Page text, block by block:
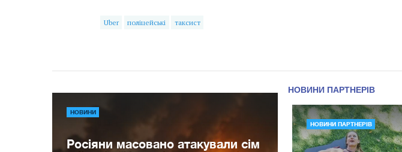
Uber поліцейські таксист
НОВИНИ
Росіяни масовано атакували сім